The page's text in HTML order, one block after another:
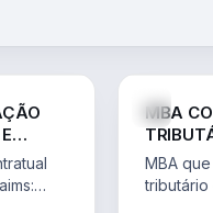
MBA
DA
MBA
tributário